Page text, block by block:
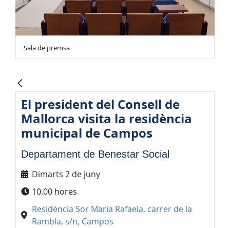
Sala de premsa
El president del Consell de
Mallorca visita la residència
municipal de Campos
Departament de Benestar Social
Dimarts 2 de juny
10.00 hores
Residència Sor Maria Rafaela, carrer de la
Rambla, s/n, Campos